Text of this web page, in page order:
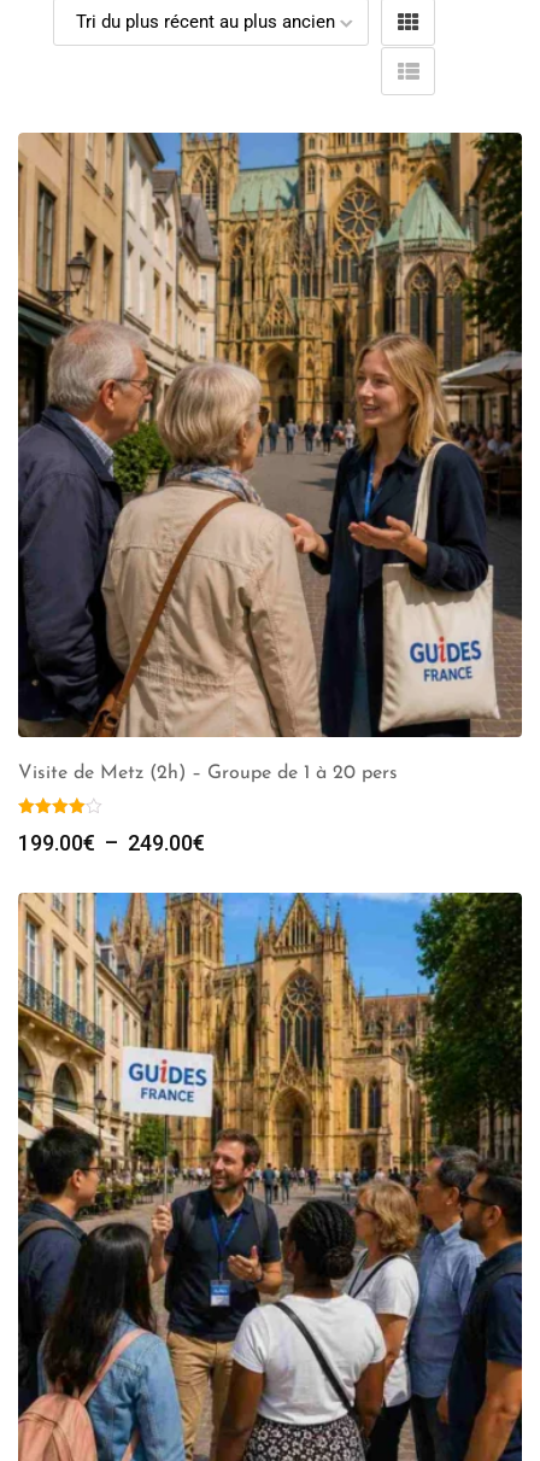
Visite de Metz (2h) – Groupe de 1 à 20 pers
199.00€ – 249.00€
prix :
199.00€
à
249.00€